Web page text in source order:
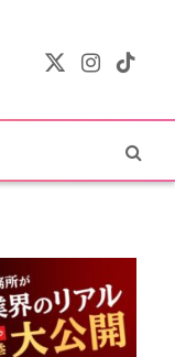
X
Instagram
TikTok